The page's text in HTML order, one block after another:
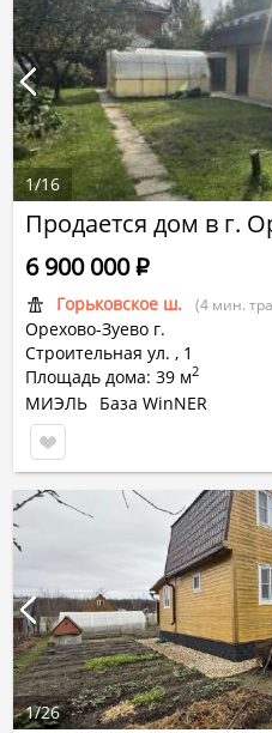
Продается дом в г.
Горьковское ш. (4 мин.
Орехово-Зуево г.
Строительная ул. , 1
Площадь дома: 39 м2
6 900 000Р
МИЭЛЬ База WinNER
1/16
1/26